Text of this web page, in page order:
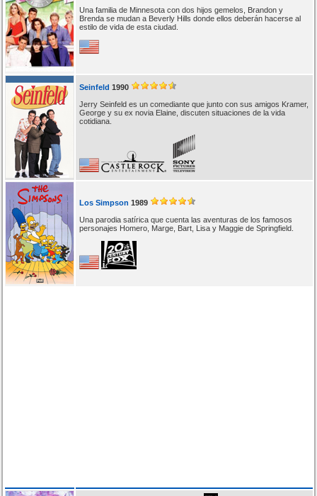
Una familia de Minnesota con dos hijos gemelos, Brandon y
Brenda se mudan a Beverly Hills donde ellos deberán hacerse al
estilo de vida de esta ciudad.
Seinfeld 1990
Jerry Seinfeld es un comediante que junto con sus amigos Kramer,
George y su ex novia Elaine, discuten situaciones de la vida
cotidiana.
Los Simpson 1989
Una parodia satírica que cuenta las aventuras de los famosos
personajes Homero, Marge, Bart, Lisa y Maggie de Springfield.